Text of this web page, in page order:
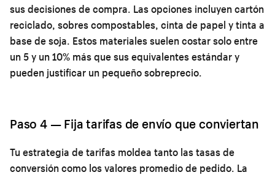
sus decisiones de compra. Las opciones incluyen cartón
reciclado, sobres compostables, cinta de papel y tinta a
base de soja. Estos materiales suelen costar solo entre
un 5 y un 10% más que sus equivalentes estándar y
pueden justificar un pequeño sobreprecio.
Paso 4 — Fija tarifas de envío que conviertan
Tu estrategia de tarifas moldea tanto las tasas de
conversión como los valores promedio de pedido. La